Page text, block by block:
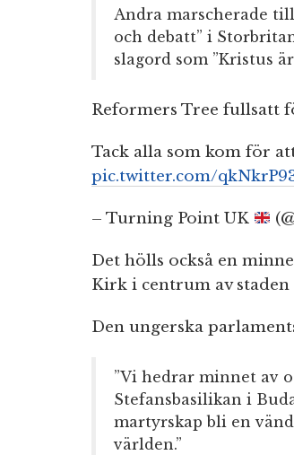
Andra marscherade
och debatt” i
slagord som ”Kristus
Reformers Tree fullsatt
Tack alla som kom för
pic.twitter.com/
– Turning Point UK
Det hölls också en
Kirk i centrum av staden
Den ungerska
”Vi hedrar minnet av
Stefansbasilikan i
martyrskap bli en
världen.”